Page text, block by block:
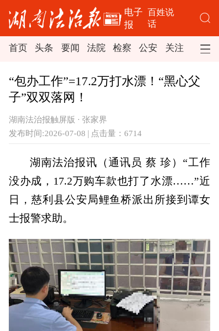
电子
报
百姓说
话
首页 头条 要闻 法院 检察 公安 关注 司法
“包办工作”=17.2万打水漂！“黑心父
子”双双落网！
湖南法治报触屏版 · 张家界
发布时间:2026-07-08 | 点击量：6714
湖南法治报讯（通讯员 蔡 珍）“工作
没办成，17.2万购车款也打了水漂……”近
日，慈利县公安局鲤鱼桥派出所接到谭女
士报警求助。